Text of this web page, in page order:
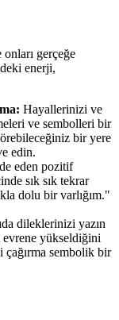
gerçeğe
enerji,
Hayallerinizi ve
ve sembolleri bir
bir yere
edin.
eden pozitif
sık sık tekrar
dolu bir varlığım."
dileklerinizi yazın
evrene yükseldiğini
sembolik bir